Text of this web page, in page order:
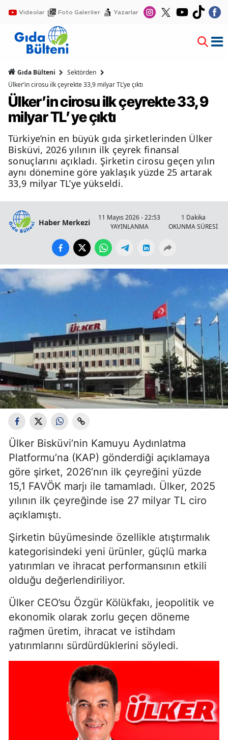
Videolar Foto Galeriler Yazarlar
Gıda Bülteni
Sektörden
Ülker’in cirosu ilk çeyrekte 33,9 milyar TL’ye çıktı
Ülker’in cirosu ilk çeyrekte 33,9
milyar TL’ye çıktı
Türkiye’nin en büyük gıda şirketlerinden Ülker
Bisküvi, 2026 yılının ilk çeyrek finansal
sonuçlarını açıkladı. Şirketin cirosu geçen yılın
aynı dönemine göre yaklaşık yüzde 25 artarak
33,9 milyar TL’ye yükseldi.
Haber Merkezi
11 Mayıs 2026 - 22:53
YAYINLANMA
1 Dakika
OKUNMA SÜRESİ
Ülker Bisküvi’nin Kamuyu Aydınlatma
Platformu’na (KAP) gönderdiği açıklamaya
göre şirket, 2026’nın ilk çeyreğini yüzde
15,1 FAVÖK marjı ile tamamladı. Ülker, 2025
yılının ilk çeyreğinde ise 27 milyar TL ciro
açıklamıştı.
Şirketin büyümesinde özellikle atıştırmalık
kategorisindeki yeni ürünler, güçlü marka
yatırımları ve ihracat performansının etkili
olduğu değerlendiriliyor.
Ülker CEO’su Özgür Kölükfakı, jeopolitik ve
ekonomik olarak zorlu geçen döneme
rağmen üretim, ihracat ve istihdam
yatırımlarını sürdürdüklerini söyledi.